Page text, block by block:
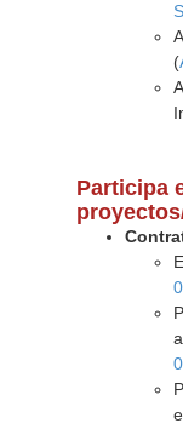
(
Participa